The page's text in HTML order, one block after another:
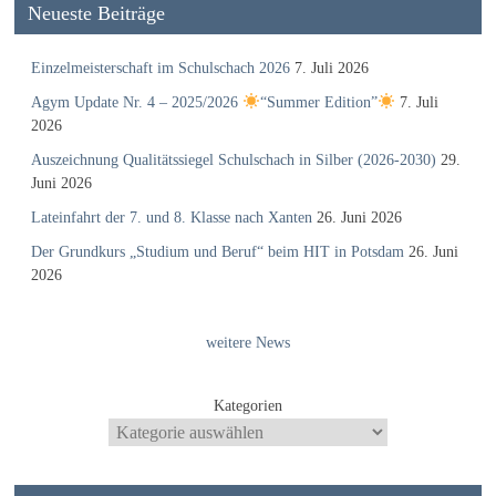
Neueste Beiträge
Einzelmeisterschaft im Schulschach 2026 7. Juli 2026
Agym Update Nr. 4 – 2025/2026 “Summer Edition”
7. Juli
2026
Auszeichnung Qualitätssiegel Schulschach in Silber (2026-2030) 29.
Juni 2026
Lateinfahrt der 7. und 8. Klasse nach Xanten 26. Juni 2026
Der Grundkurs „Studium und Beruf“ beim HIT in Potsdam 26. Juni
2026
weitere News
Kategorien